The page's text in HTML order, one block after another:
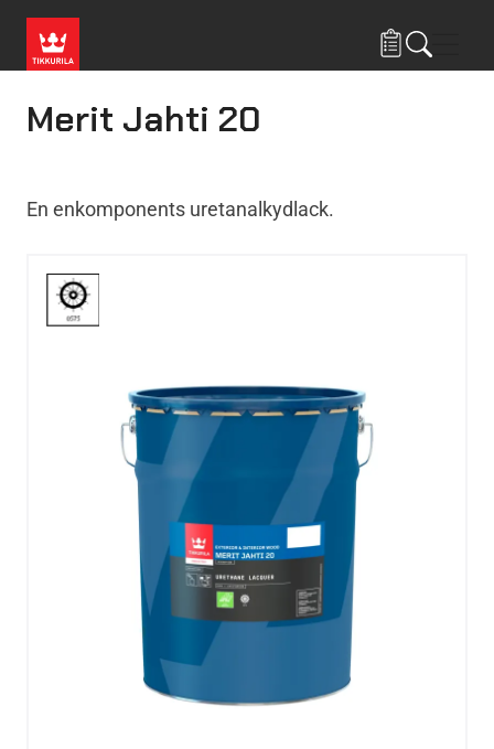
Merit Jahti 20
En enkomponents uretanalkydlack.